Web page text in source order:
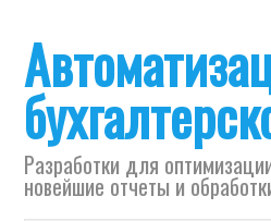
Разработки для
новейшие отчеты и